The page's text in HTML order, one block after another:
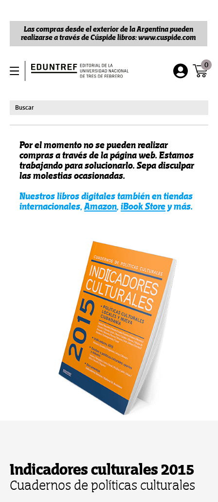
Las compras desde el exterior de la Argentina pueden
realizarse a través de Cúspide libros: www.cuspide.com
0
Por el momento no se pueden realizar
compras a través de la página web. Estamos
trabajando para solucionarlo. Sepa disculpar
las molestias ocasionadas.
Nuestros libros digitales también en tiendas
internacionales, Amazon, iBook Storey más.
Indicadores culturales 2015
Cuadernos de políticas culturales